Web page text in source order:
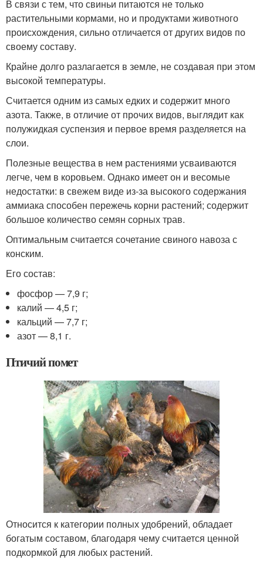
В связи с тем, что свиньи питаются не только
растительными кормами, но и продуктами животного
происхождения, сильно отличается от других видов по
своему составу.
Крайне долго разлагается в земле, не создавая при этом
высокой температуры.
Считается одним из самых едких и содержит много
азота. Также, в отличие от прочих видов, выглядит как
полужидкая суспензия и первое время разделяется на
слои.
Полезные вещества в нем растениями усваиваются
легче, чем в коровьем. Однако имеет он и весомые
недостатки: в свежем виде из-за высокого содержания
аммиака способен пережечь корни растений; содержит
большое количество семян сорных трав.
Оптимальным считается сочетание свиного навоза с
конским.
Его состав:
фосфор — 7,9 г;
калий — 4,5 г;
кальций — 7,7 г;
азот — 8,1 г.
Птичий помет
Относится к категории полных удобрений, обладает
богатым составом, благодаря чему считается ценной
подкормкой для любых растений.